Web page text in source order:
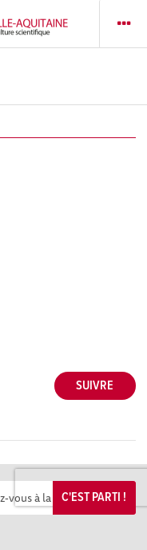
SUIVRE
C'EST PARTI !